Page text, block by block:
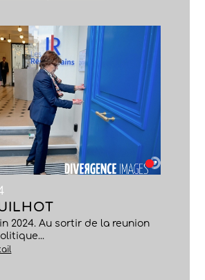
2024. Au sortir de la reunion